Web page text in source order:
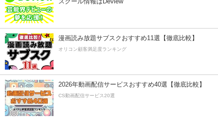
漫画読み放題サブスクおすすめ11選【徹底比較】
オリコン顧客満足度ランキング
2026年動画配信サービスおすすめ40選【徹底比較】
CS動画配信サービス20選